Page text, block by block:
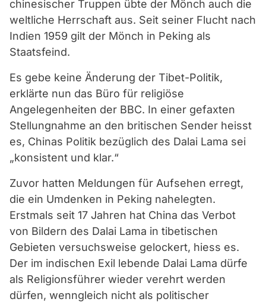
chinesischer Truppen übte der Mönch auch die
weltliche Herrschaft aus. Seit seiner Flucht nach
Indien 1959 gilt der Mönch in Peking als
Staatsfeind.
Es gebe keine Änderung der Tibet-Politik,
erklärte nun das Büro für religiöse
Angelegenheiten der BBC. In einer gefaxten
Stellungnahme an den britischen Sender heisst
es, Chinas Politik bezüglich des Dalai Lama sei
„konsistent und klar.“
Zuvor hatten Meldungen für Aufsehen erregt,
die ein Umdenken in Peking nahelegten.
Erstmals seit 17 Jahren hat China das Verbot
von Bildern des Dalai Lama in tibetischen
Gebieten versuchsweise gelockert, hiess es.
Der im indischen Exil lebende Dalai Lama dürfe
als Religionsführer wieder verehrt werden
dürfen, wenngleich nicht als politischer